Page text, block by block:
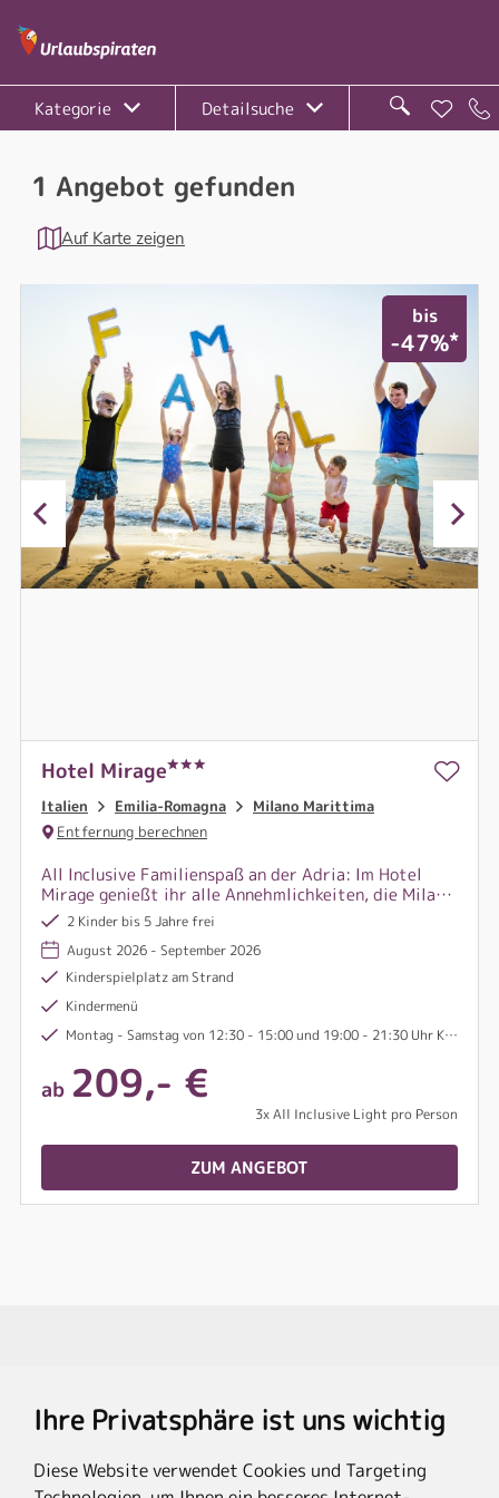
Ihre Privatsphäre ist uns wichtig
Diese Website verwendet Cookies und Targeting
Kategorie Detailsuche
1 Angebot gefunden
Auf Karte zeigen
bis
-47%*
Hotel Mirage
Italien Emilia-Romagna
Milano Marittima
Entfernung berechnen
All Inclusive Familienspaß an der Adria: Im Hotel
Mirage genießt ihr alle Annehmlichkeiten, die Milano
Marittima zu bieten hat, direkt vor der Haustür.
2 Kinder bis 5 Jahre frei
August 2026 - September 2026
Kinderspielplatz am Strand
Kindermenü
Montag - Samstag von 12:30 - 15:00 und 19:00 - 21:30 Uhr Kinderbetreuung im Miniclub
ab 209,- €
3x All Inclusive Light pro Person
ZUM ANGEBOT
Rechtliches